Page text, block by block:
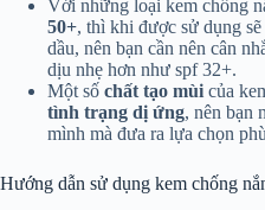
Với những loại kem chống
50+, thì khi được sử dụng
dầu, nên bạn cần nên cân
dịu nhẹ hơn như spf 32+.
Một số chất tạo mùi của
tình trạng dị ứng, nên bạn
mình mà đưa ra lựa chọn
Hướng dẫn sử dụng kem chống